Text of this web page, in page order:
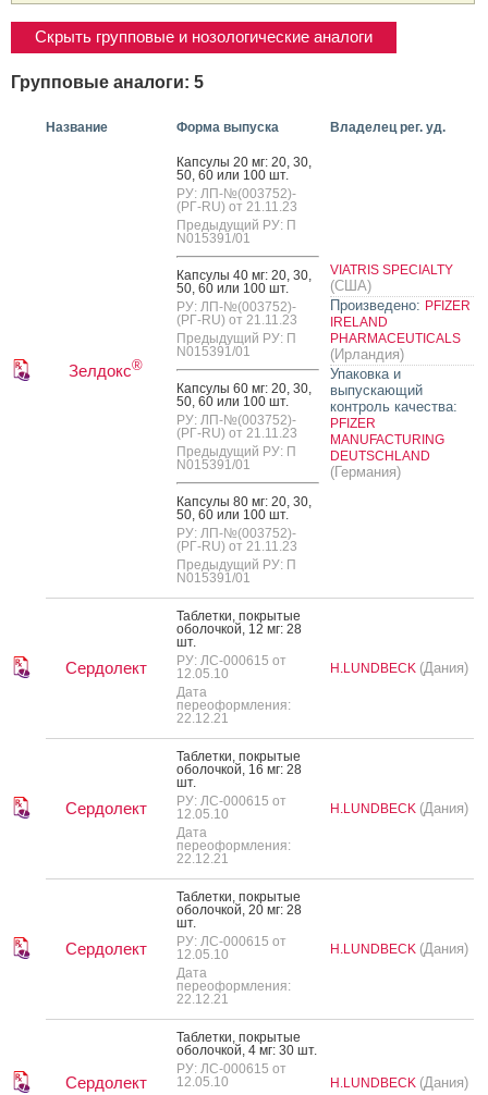
Скрыть групповые и нозологические аналоги
Групповые аналоги: 5
Название Форма выпуска Владелец рег. уд.
Зелдокс®
Кап­су­лы 20 мг: 20, 30,
50, 60 или 100 шт.
РУ: ЛП-№(003752)-
(РГ-RU) от 21.11.23
Предыдущий РУ: П
N015391/01
Кап­су­лы 40 мг: 20, 30,
50, 60 или 100 шт.
РУ: ЛП-№(003752)-
(РГ-RU) от 21.11.23
Предыдущий РУ: П
N015391/01
Кап­су­лы 60 мг: 20, 30,
50, 60 или 100 шт.
РУ: ЛП-№(003752)-
(РГ-RU) от 21.11.23
Предыдущий РУ: П
N015391/01
Кап­су­лы 80 мг: 20, 30,
50, 60 или 100 шт.
РУ: ЛП-№(003752)-
(РГ-RU) от 21.11.23
Предыдущий РУ: П
N015391/01
VIATRIS SPECIALTY
(США)
Произведено: PFIZER
IRELAND
PHARMACEUTICALS
(Ирландия)
Упаковка и
выпускающий
контроль качества:
PFIZER
MANUFACTURING
DEUTSCHLAND
(Германия)
Сердолект
Таб­летки, пок­ры­тые
обо­лоч­кой, 12 мг: 28
шт.
РУ: ЛС-000615 от
12.05.10
Дата
переоформления:
22.12.21
H.LUNDBECK (Дания)
Сердолект
Таб­летки, пок­ры­тые
обо­лоч­кой, 16 мг: 28
шт.
РУ: ЛС-000615 от
12.05.10
Дата
переоформления:
22.12.21
H.LUNDBECK (Дания)
Сердолект
Таб­летки, пок­ры­тые
обо­лоч­кой, 20 мг: 28
шт.
РУ: ЛС-000615 от
12.05.10
Дата
переоформления:
22.12.21
H.LUNDBECK (Дания)
Сердолект
Таб­летки, пок­ры­тые
обо­лоч­кой, 4 мг: 30 шт.
РУ: ЛС-000615 от
12.05.10
H.LUNDBECK (Дания)